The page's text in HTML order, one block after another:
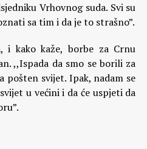
Vrhovnog suda. Svi su
sa tim i da je to strašno”.
i kako kaže, borbe za Crnu
,,Ispada da smo se borili za
pošten svijet. Ipak, nadam se
u većini i da će uspjeti da